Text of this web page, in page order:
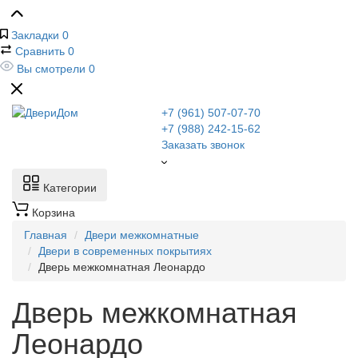
Закладки 0
Сравнить 0
Вы смотрели 0
+7 (961) 507-07-70
+7 (988) 242-15-62
Заказать звонок
Категории
Корзина
Главная
Двери межкомнатные
Двери в современных покрытиях
Дверь межкомнатная Леонардо
Дверь межкомнатная
Леонардо